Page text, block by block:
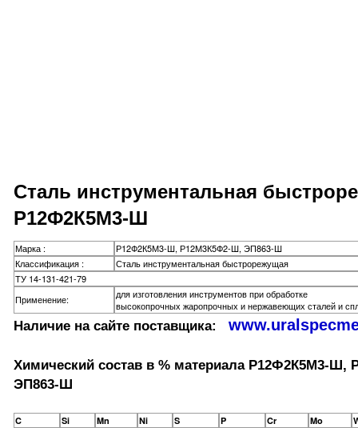
Сталь инструментальная
Р12Ф2К5М3-Ш
Марка :
Р12Ф2К5М3-Ш, Р12М3К5Ф2-Ш, ЭП863-Ш
Классификация :
Сталь инструментальная быстрорежущая
ТУ 14-131-421-79
Применение:
для изготовления инструментов при обработке
высокопрочных жаропрочных и нержавеющих сталей и
Наличие на сайте поставщика:
Химический состав в % материала Р12Ф2К5М3-
ЭП863-Ш
C Si Mn Ni S P Cr Mo